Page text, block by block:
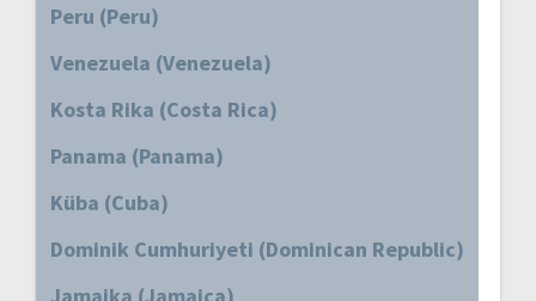
Peru (Peru)
Venezuela (Venezuela)
Kosta Rika (Costa Rica)
Panama (Panama)
Küba (Cuba)
Dominik Cumhuriyeti (Dominican Republic)